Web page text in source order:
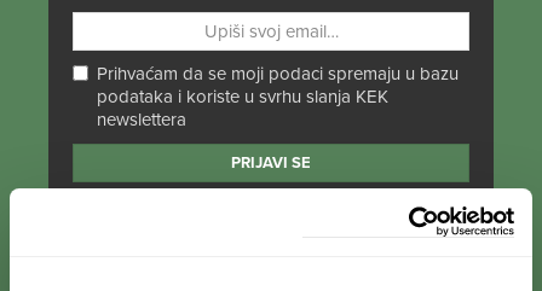
Prihvaćam da se moji podaci spremaju u bazu
podataka i koriste u svrhu slanja KEK
newslettera